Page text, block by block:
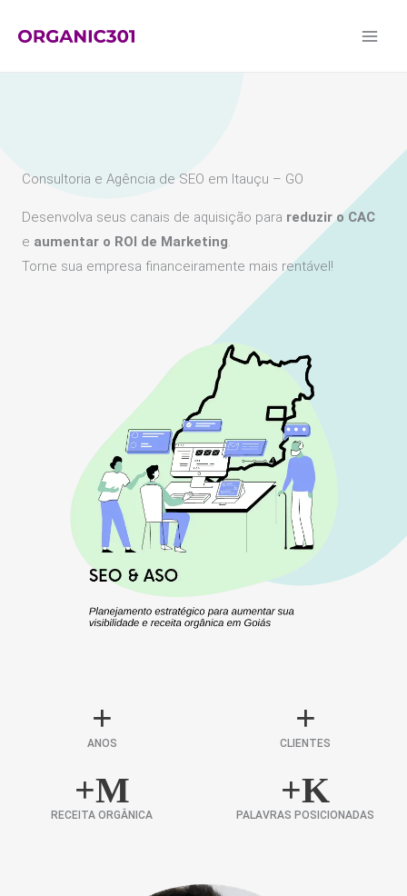
para
Consultoria e Agência de SEO em Itauçu – GO
Desenvolva seus canais de aquisição para reduzir o CAC
e aumentar o ROI de Marketing.
Torne sua empresa financeiramente mais rentável!
+
ANOS
+
CLIENTES
+M
RECEITA ORGÂNICA
+K
PALAVRAS POSICIONADAS